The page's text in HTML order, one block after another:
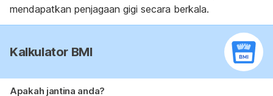
mendapatkan penjagaan gigi secara berkala.
Kalkulator BMI
Apakah jantina anda?